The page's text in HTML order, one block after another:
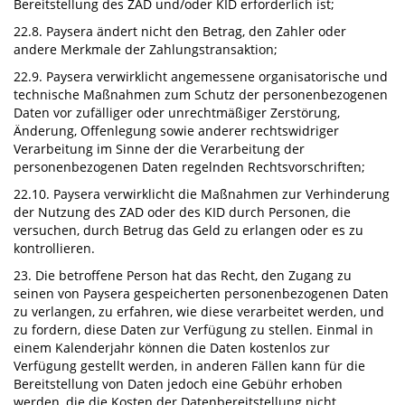
Bereitstellung des ZAD und/oder KID erforderlich ist;
22.8. Paysera ändert nicht den Betrag, den Zahler oder
andere Merkmale der Zahlungstransaktion;
22.9. Paysera verwirklicht angemessene organisatorische und
technische Maßnahmen zum Schutz der personenbezogenen
Daten vor zufälliger oder unrechtmäßiger Zerstörung,
Änderung, Offenlegung sowie anderer rechtswidriger
Verarbeitung im Sinne der die Verarbeitung der
personenbezogenen Daten regelnden Rechtsvorschriften;
22.10. Paysera verwirklicht die Maßnahmen zur Verhinderung
der Nutzung des ZAD oder des KID durch Personen, die
versuchen, durch Betrug das Geld zu erlangen oder es zu
kontrollieren.
23. Die betroffene Person hat das Recht, den Zugang zu
seinen von Paysera gespeicherten personenbezogenen Daten
zu verlangen, zu erfahren, wie diese verarbeitet werden, und
zu fordern, diese Daten zur Verfügung zu stellen. Einmal in
einem Kalenderjahr können die Daten kostenlos zur
Verfügung gestellt werden, in anderen Fällen kann für die
Bereitstellung von Daten jedoch eine Gebühr erhoben